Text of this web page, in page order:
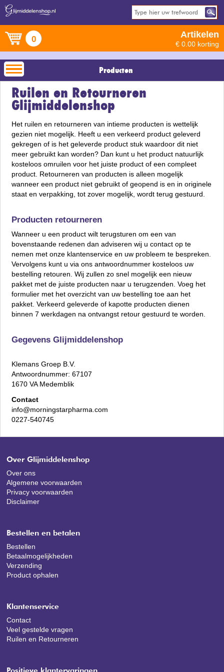
0 Artikelen
€ 0.00 korting
Producten
Ruilen en Retourneren
Glijmiddelenshop
Het ruilen en retourneren van intieme producten is wettelijk
gezien niet mogelijk. Heeft u een verkeerd product geleverd
gekregen of is het geleverde product stuk waardoor dit niet
meer gebruikt kan worden? Dan kunt u het product natuurlijk
kosteloos omruilen voor het juiste product of een compleet
product. Retourneren van producten is alleen mogelijk
wanneer een product niet gebruikt of geopend is en in originele
staat en verpakking, tot zover mogelijk, wordt terug gestuurd.
Producten retourneren
Wanneer u een product wilt terugsturen om een van
bovenstaande redenen dan adviseren wij u contact op te
nemen met onze klantenservice en uw probleem te bespreken.
Vervolgens kunt u via ons antwoordnummer kosteloos uw
bestelling retouren. Wij zullen zo snel mogelijk een nieuw
pakket met de juiste producten naar u terugzenden. Voeg het
formulier met het overzicht van uw bestelling toe aan het
pakket. Verkeerd geleverde of kapotte producten dienen
binnen 7 werkdagen na ontvangst retour gestuurd te worden.
Gegevens Glijmiddelenshop
Klemans Groep B.V.
Antwoordnummer: 67107
1670 VA Medemblik
Contact
info@morningstarpharma.com
0227-540745
Over Glijmiddelenshop
Over ons
Algemene voorwaarden
Privacy voorwaarden
Disclaimer
Bestellen en betalen
Bestellen
Betaalmogelijkheden
Verzending
Product ophalen
Klantenservice
Contact
Veel gestelde vragen
Ruilen en Retourneren